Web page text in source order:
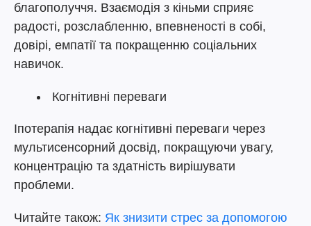
благополуччя. Взаємодія з кіньми сприяє
радості, розслабленню, впевненості в собі,
довірі, емпатії та покращенню соціальних
навичок.
Когнітивні переваги
Іпотерапія надає когнітивні переваги через
мультисенсорний досвід, покращуючи увагу,
концентрацію та здатність вирішувати
проблеми.
Читайте також: Як знизити стрес за допомогою